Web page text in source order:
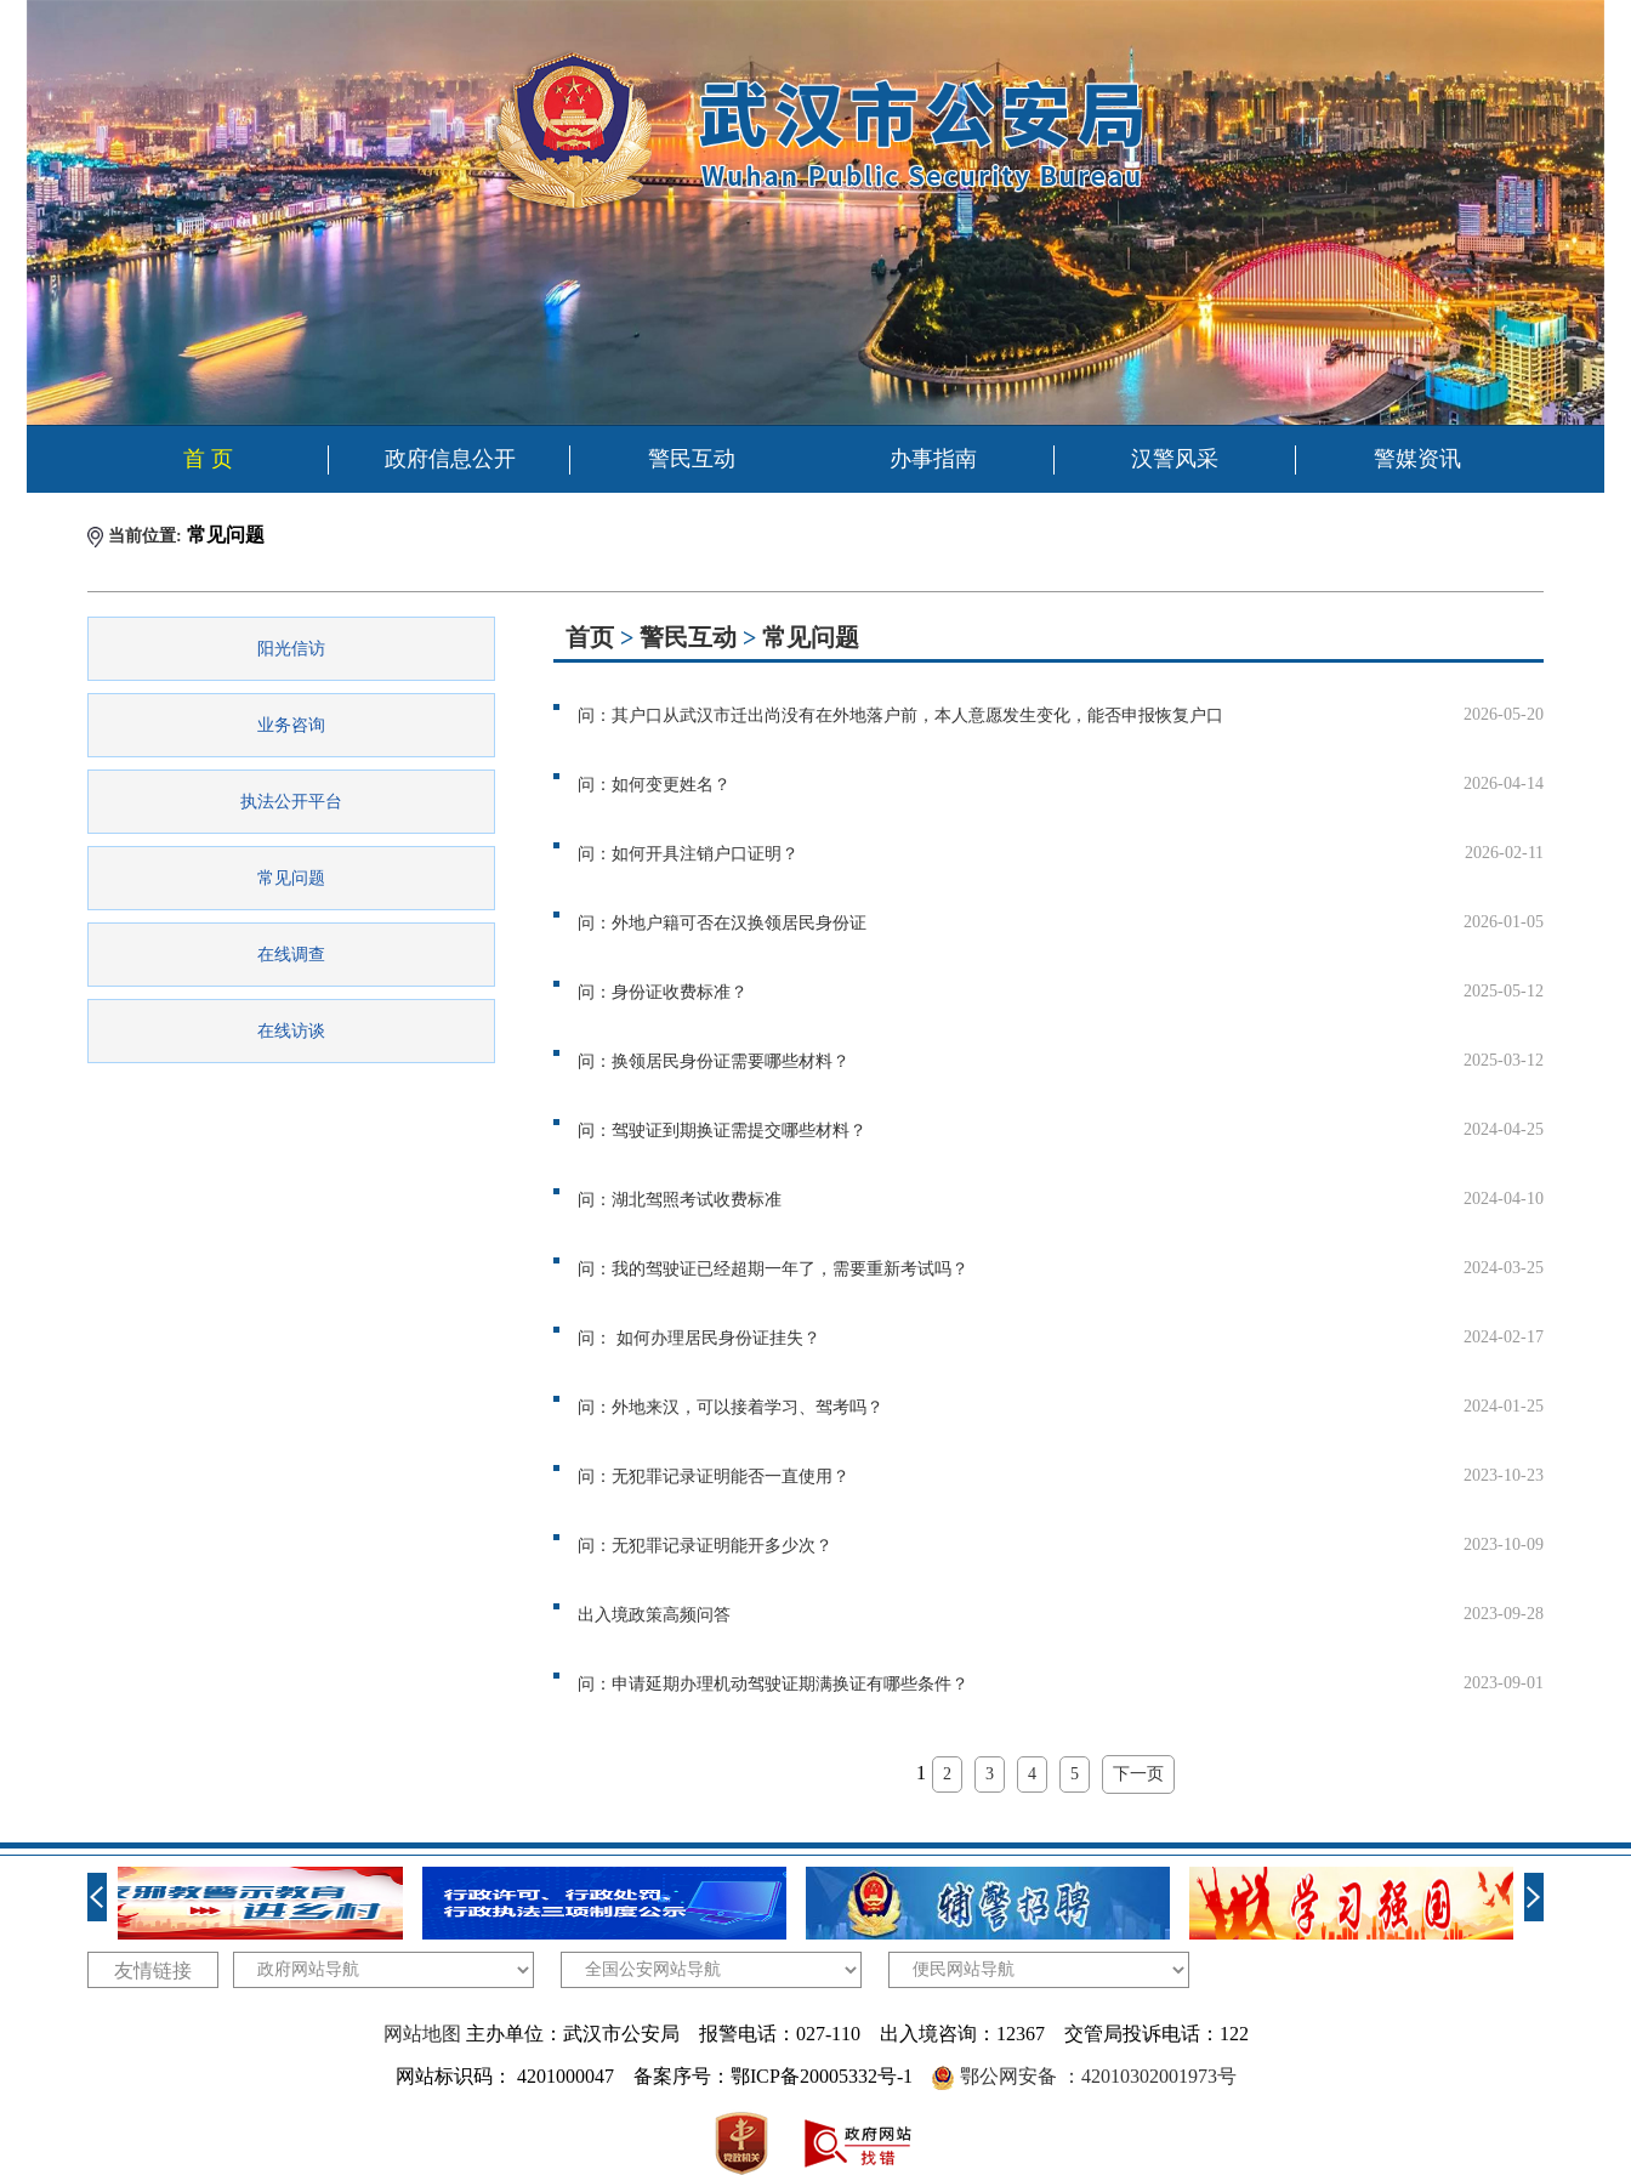
首 页 政府信息公开 警民互动 办事指南 汉警风采 警媒资讯
当前位置: 常见问题
阳光信访
业务咨询
执法公开平台
常见问题
在线调查
在线访谈
首页 > 警民互动 > 常见问题
问：其户口从武汉市迁出尚没有在外地落户前，本人意愿发生变化，能否申报恢复户口 2026-05-20
问：如何变更姓名？ 2026-04-14
问：如何开具注销户口证明？ 2026-02-11
问：外地户籍可否在汉换领居民身份证 2026-01-05
问：身份证收费标准？ 2025-05-12
问：换领居民身份证需要哪些材料？ 2025-03-12
问：驾驶证到期换证需提交哪些材料？ 2024-04-25
问：湖北驾照考试收费标准 2024-04-10
问：我的驾驶证已经超期一年了，需要重新考试吗？ 2024-03-25
问： 如何办理居民身份证挂失？ 2024-02-17
问：外地来汉，可以接着学习、驾考吗？ 2024-01-25
问：无犯罪记录证明能否一直使用？ 2023-10-23
问：无犯罪记录证明能开多少次？ 2023-10-09
出入境政策高频问答 2023-09-28
问：申请延期办理机动驾驶证期满换证有哪些条件？ 2023-09-01
1 2 3 4 5 下一页
友情链接
网站地图 主办单位：武汉市公安局 报警电话：027-110 出入境咨询：12367 交管局投诉电话：122
网站标识码： 4201000047 备案序号：鄂ICP备20005332号-1 鄂公网安备 ：42010302001973号